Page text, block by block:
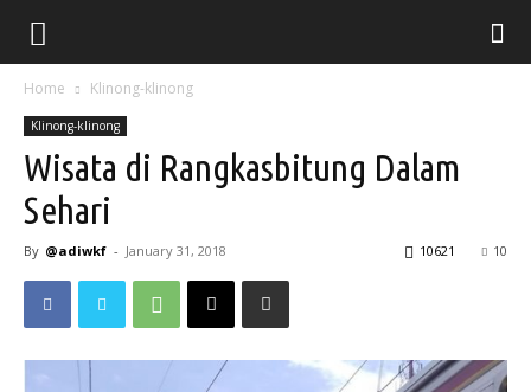
Home Klinong-klinong
Klinong-klinong
Wisata di Rangkasbitung Dalam
Sehari
By @adiwkf - January 31, 2018 10
10621